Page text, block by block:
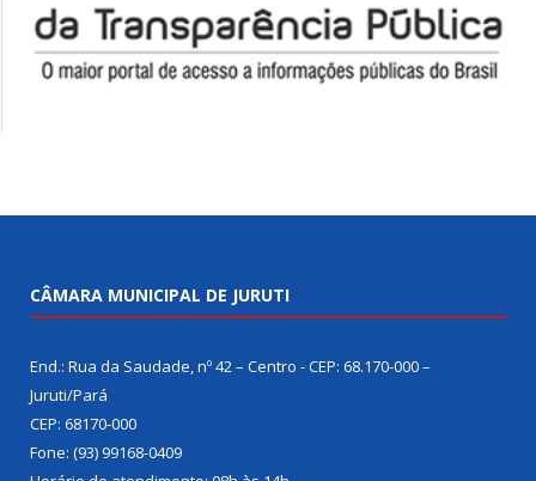
CÂMARA MUNICIPAL DE JURUTI
End.: Rua da Saudade, nº 42 – Centro - CEP: 68.170-000 –
Juruti/Pará
CEP: 68170-000
Fone: (93) 99168-0409